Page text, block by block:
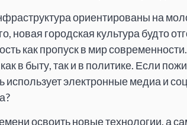
ориентированы на
новая городская культура будто
как пропуск в мир
в быту, так и в политике. Если
электронные медиа и
освоить новые технологии, а